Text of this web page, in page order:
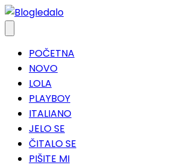
Skip
to
POČETNA
NOVO
LOLA
PLAYBOY
ITALIANO
JELO SE
ČITALO SE
PIŠITE MI